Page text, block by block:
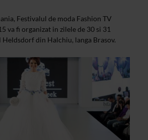
Festivalul de moda Fashion TV
va fi organizat in zilele de 30 si 31
din Halchiu, langa Brasov.